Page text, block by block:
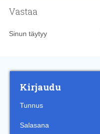
Vastaa
Sinun täytyy
Kirjaudu
Tunnus
Salasana